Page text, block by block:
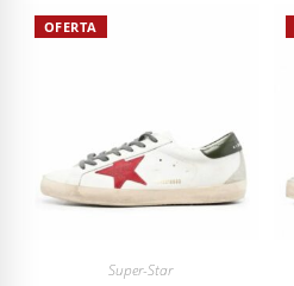
OFERTA
Super-Star